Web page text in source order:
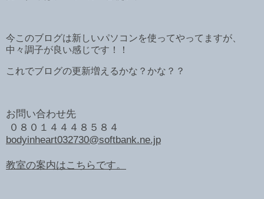
今このブログは新しいパソコンを使ってやってますが、
中々調子が良い感じです！！
これでブログの更新増えるかな？かな？？
お問い合わせ先
０８０１４４４８５８４
bodyinheart032730@softbank.ne.jp
教室の案内はこちらです。